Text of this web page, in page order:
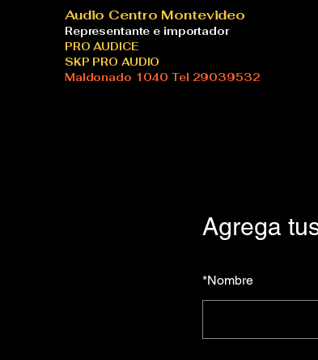
Audio Centro Montevideo
Representante e importador
PRO AUDICE
SKP PRO AUDIO
Maldonado 1040 Tel 29039532
Agrega
*Nombre